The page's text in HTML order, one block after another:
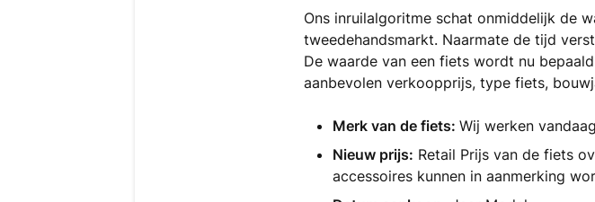
Ons inruilalgoritme schat onmiddelijk de
tweedehandsmarkt. Naarmate de tijd
De waarde van een fiets wordt nu
aanbevolen verkoopprijs, type fiets,
Merk van de fiets: Wij werken
Nieuw prijs: Retail Prijs van de fiets
accessoires kunnen in aanmerking